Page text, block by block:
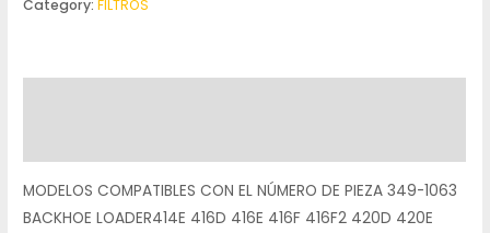
Category:FILTROS
MODELOS COMPATIBLES CON EL NÚMERO DE PIEZA 349-1063
BACKHOE LOADER414E 416D 416E 416F 416F2 420D 420E